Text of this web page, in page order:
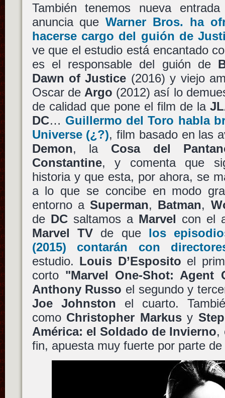
También tenemos nueva
anuncia queWarner Bros. ha
hacerse cargo del guión de
ve que el estudio está encantado
es el responsable del guión de
Dawn of Justice (2016) y viejo
Oscar de Argo (2012) así lo
de calidad que pone el film de la
DC… Guillermo del Toro habla
Universe(¿?), film basado en las
Demon, la Cosa del
Constantine, y comenta que
historia y que esta, por ahora, se
a lo que se concibe en modo
entorno aSuperman, Batman,
de DCsaltamos a Marvel con el
Marvel TVde que los
(2015) contarán con
estudio. Louis D’Esposito el
corto "Marvel One-Shot: Agent
Anthony Russo el segundo y
Joe Johnston el cuarto.
como Christopher Markusy
América: el Soldado de Invierno,
fin, apuesta muy fuerte por parte